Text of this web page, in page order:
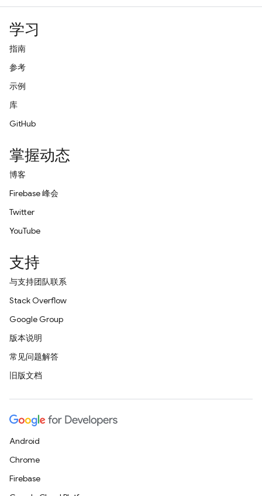
学习
指南
参考
示例
库
GitHub
掌握动态
博客
Firebase 峰会
Twitter
YouTube
支持
与支持团队联系
Stack Overflow
Google Group
版本说明
常见问题解答
旧版文档
Android
Chrome
Firebase